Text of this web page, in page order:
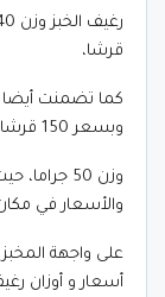
قرشا،
وبسعر 150 قرشا لرغيف الفينو
وزن 50
والأسعار في
على واجهة
أسعار و أوزان